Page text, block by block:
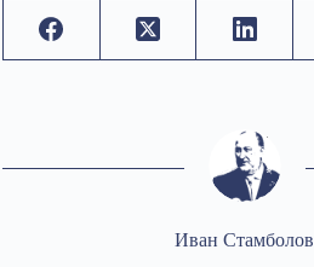
Иван Стамболов